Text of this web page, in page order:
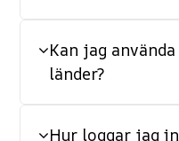
Kan jag
länder?
Hur loggar jag